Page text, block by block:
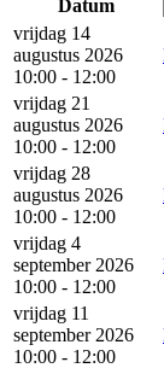
Datum
vrijdag 14
augustus 2026
10:00 - 12:00
vrijdag 21
augustus 2026
10:00 - 12:00
vrijdag 28
augustus 2026
10:00 - 12:00
vrijdag 4
september 2026
10:00 - 12:00
vrijdag 11
september 2026
10:00 - 12:00